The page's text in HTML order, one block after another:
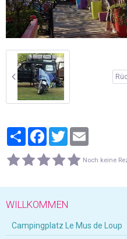
PartagerFacebook
Twitter
Noch keine
WILLKOMMEN
Campingplatz Le Mus de Loup